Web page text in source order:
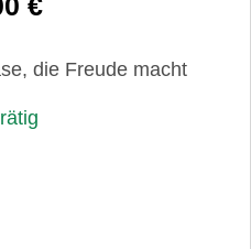
€
die Freude macht